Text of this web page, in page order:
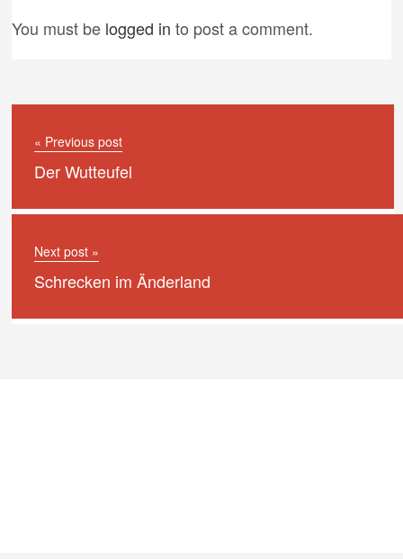
You must be logged in to post a comment.
« Previous post
Der Wutteufel
Next post »
Schrecken im Änderland